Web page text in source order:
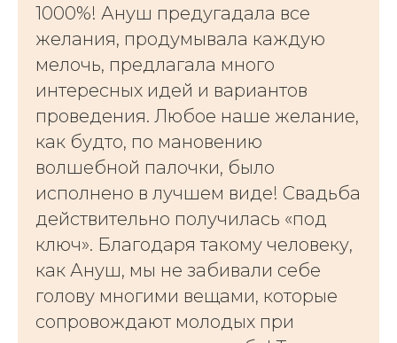
1000%! Ануш предугадала все
желания, продумывала каждую
мелочь, предлагала много
интересных идей и вариантов
проведения. Любое наше желание,
как будто, по мановению
волшебной палочки, было
исполнено в лучшем виде! Свадьба
действительно получилась «под
ключ». Благодаря такому человеку,
как Ануш, мы не забивали себе
голову многими вещами, которые
сопровождают молодых при